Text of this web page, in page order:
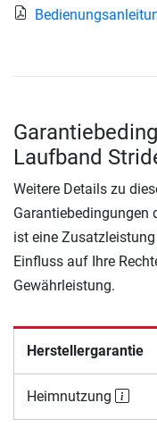
Laufband
Weitere Details zu
Garantiebedingungen
ist eine
Einfluss auf Ihre
Gewährleistung.
Herstellergarantie
Heimnutzung